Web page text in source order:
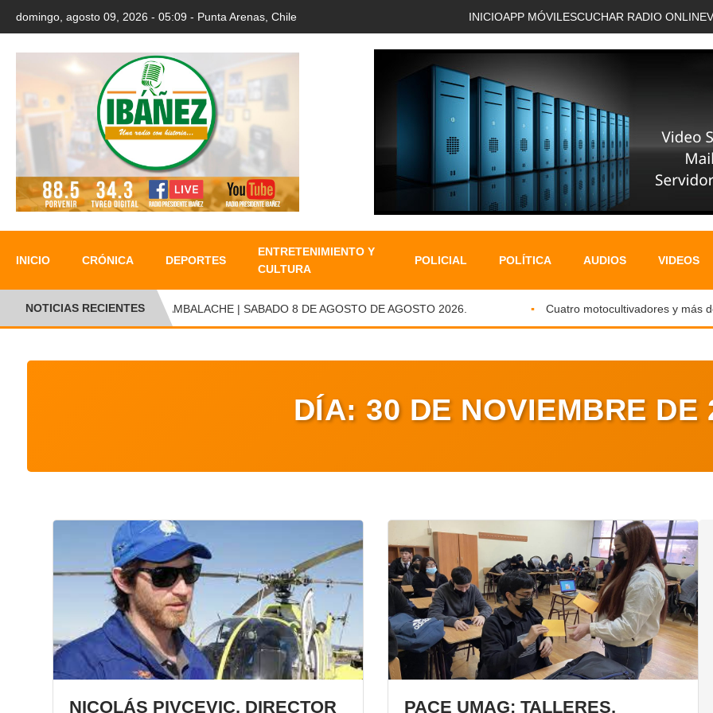
domingo, agosto 09, 2026 - 05:09 - Punta Arenas, Chile INICIOAPP MÓVIL ESCUCHAR RADIO ONLINE
INICIO CRÓNICA DEPORTES
ENTRETENIMIENTO Y
CULTURA
POLICIAL POLÍTICA AUDIOS VIDEOS
NOTICIAS RECIENTESCAMBALACHE | SABADO 8 DE AGOSTO DE AGOSTO 2026. Cuatro motocultivadores y más de
DÍA: 30 DE NOVIEMBRE DE
NICOLÁS PIVCEVIC, DIRECTOR PACE UMAG: TALLERES,